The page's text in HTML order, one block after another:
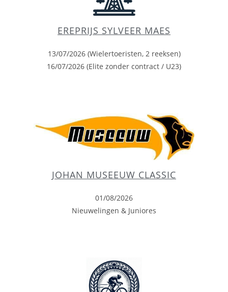
EREPRIJS SYLVEER MAES
13/07/2026 (Wielertoeristen, 2 reeksen)
16/07/2026 (Elite zonder contract / U23)
JOHAN MUSEEUW CLASSIC
01/08/2026
Nieuwelingen & Juniores